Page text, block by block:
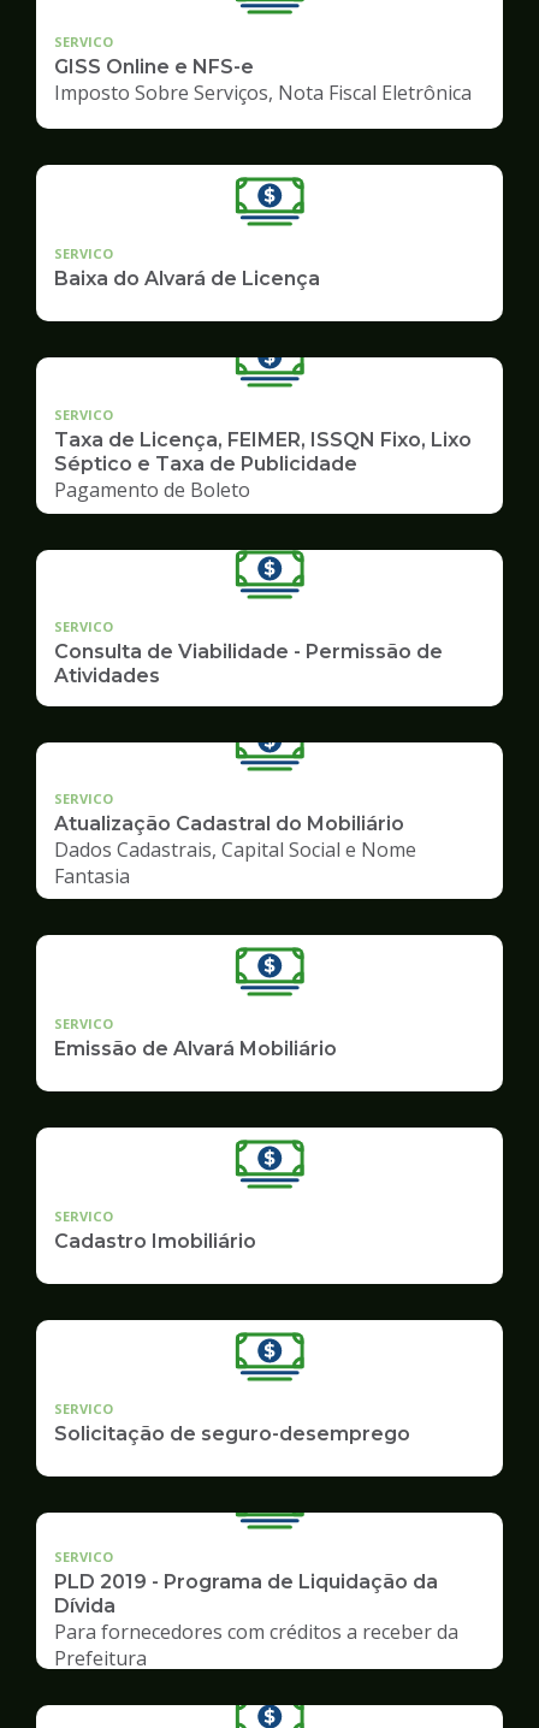
SERVICO
GISS Online e NFS-e
Imposto Sobre Serviços, Nota Fiscal Eletrônica
SERVICO
Baixa do Alvará de Licença
SERVICO
Taxa de Licença, FEIMER, ISSQN Fixo, Lixo
Séptico e Taxa de Publicidade
Pagamento de Boleto
SERVICO
Consulta de Viabilidade - Permissão de
Atividades
SERVICO
Atualização Cadastral do Mobiliário
Dados Cadastrais, Capital Social e Nome
Fantasia
SERVICO
Emissão de Alvará Mobiliário
SERVICO
Cadastro Imobiliário
SERVICO
Solicitação de seguro-desemprego
SERVICO
PLD 2019 - Programa de Liquidação da
Dívida
Para fornecedores com créditos a receber da
Prefeitura